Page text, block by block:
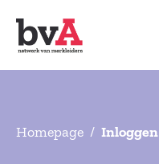
Homepage / Inloggen